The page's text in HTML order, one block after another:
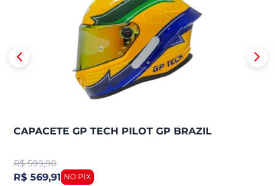
CAPACETE GP TECH PILOT GP BRAZIL
R$ 599,90
R$ 569,91